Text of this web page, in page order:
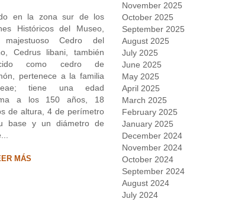
en la zona sur de los
Históricos del Museo,
majestuoso Cedro del
Cedrus libani, también
como cedro de
pertenece a la familia
tiene una edad
a los 150 años, 18
de altura, 4 de perímetro
base y un diámetro de
MÁS
November 2025
October 2025
September 2025
August 2025
July 2025
June 2025
May 2025
April 2025
March 2025
February 2025
January 2025
December 2024
November 2024
October 2024
September 2024
August 2024
July 2024